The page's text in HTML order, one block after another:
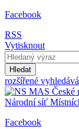
Facebook
RSS
Vytisknout
Hledat
rozšířené
Národní síť
Facebook